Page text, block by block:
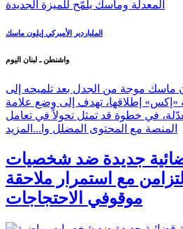
الملياردير الأميركي إيلون ماسك
واشنطن ـ لبنان اليوم
ماسك موجة من الجدل بعد تلميحه إلى
«إكس» إطلاقها، تهدف إلى وضع علامة
في خطوة قد تمثل تحولاً في تعامل
المنصة مع المحتوى المضلل وا... المزيد
جديدة ضد شخصيات
مع استمرار ملاحقة
موقوفي الاحتجاجات